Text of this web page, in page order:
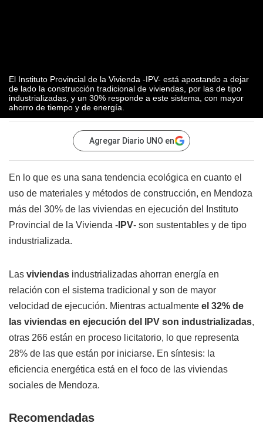
El Instituto Provincial de la Vivienda -IPV- está apostando a dejar
de lado la construcción tradicional de viviendas, por las de tipo
industrializadas, y un 30% responde a este sistema, con mayor
ahorro de tiempo y de energía.
Agregar Diario UNO en
En lo que es una sana tendencia ecológica en cuanto el
uso de materiales y métodos de construcción, en Mendoza
más del 30% de las viviendas en ejecución del Instituto
Provincial de la Vivienda - IPV- son sustentables y de tipo
industrializada.
Las viviendas industrializadas ahorran energía en
relación con el sistema tradicional y son de mayor
velocidad de ejecución. Mientras actualmente el 32% de
las viviendas en ejecución del IPV son industrializadas,
otras 266 están en proceso licitatorio, lo que representa
28% de las que están por iniciarse. En síntesis: la
eficiencia energética está en el foco de las viviendas
sociales de Mendoza.
Recomendadas